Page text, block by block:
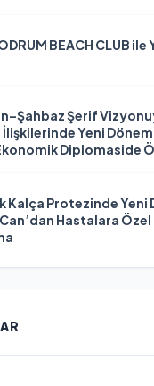
BEACH CLUB ile
Şerif
Yeni
Diplomaside
Kalça Protezinde Yeni
Hastalara